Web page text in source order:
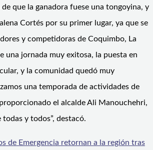
que la ganadora fuese una tongoyina, y
Cortés por su primer lugar, ya que se
y competidoras de Coquimbo, La
una jornada muy exitosa, la puesta en
y la comunidad quedó muy
una temporada de actividades de
el alcalde Ali Manouchehri,
y todos”, destacó.
de Emergencia retornan a la región tras